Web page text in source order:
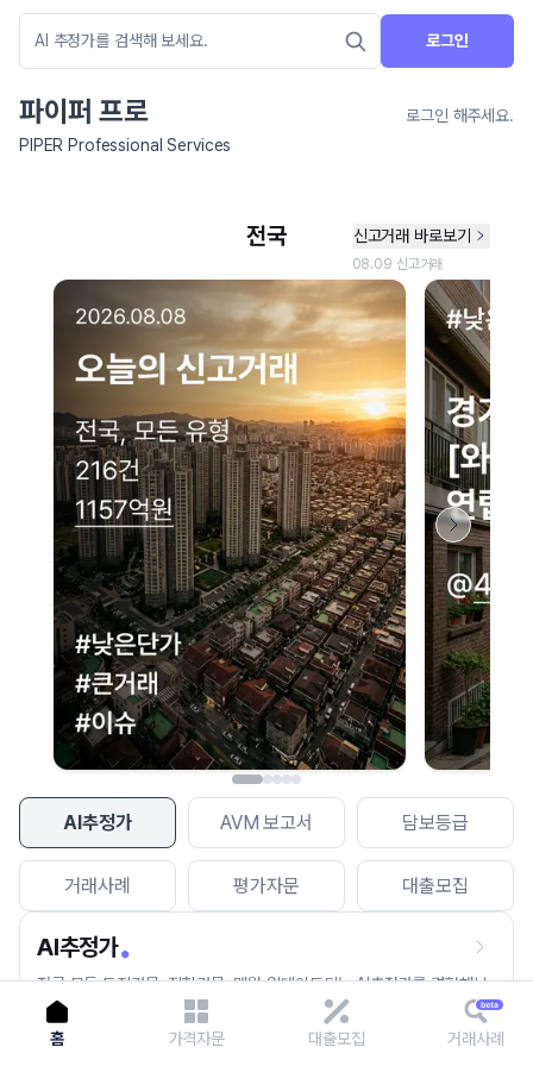
로그인
파이퍼 프로
로그인 해주세요.
PIPER Professional Services
AI추정가 AVM 보고서 담보등급
거래사례 평가자문 대출모집
AI추정가
전국 모든 토지건물, 집합건물, 매월 업데이트되는 AI추정가를 경험해보
세요.
네이버 지도 연결 안내
현재 네이버 지도 연결이 원활하지 않아 지도를 불러올 수 없습니다.
이용에 불편을 드려 죄송합니다.
다시 시도
홈 가격자문 대출모집 거래사례